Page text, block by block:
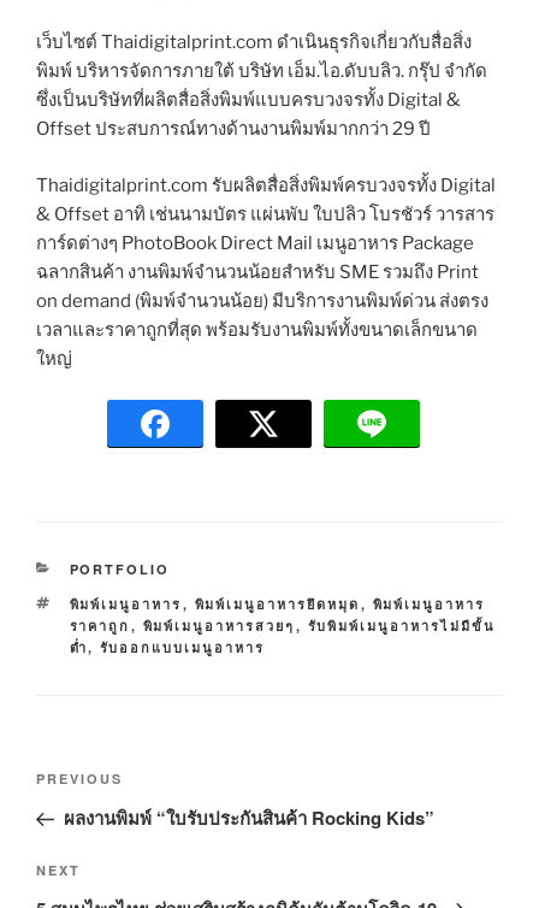
เว็บไซต์ Thaidigitalprint.com ดำเนินธุรกิจเกี่ยวกับสื่อสิ่ง
พิมพ์ บริหารจัดการภายใต้ บริษัท เอ็ม.ไอ.ดับบลิว. กรุ๊ป จำกัด
ซึ่งเป็นบริษัทที่ผลิตสื่อสิ่งพิมพ์แบบครบวงจรทั้ง Digital &
Offset ประสบการณ์ทางด้านงานพิมพ์มากกว่า 29 ปี
Thaidigitalprint.com รับผลิตสื่อสิ่งพิมพ์ครบวงจรทั้ง Digital
& Offset อาทิ เช่นนามบัตร แผ่นพับ ใบปลิว โบรชัวร์ วารสาร
การ์ดต่างๆ PhotoBook Direct Mail เมนูอาหาร Package
ฉลากสินค้า งานพิมพ์จำนวนน้อยสำหรับ SME รวมถึง Print
on demand (พิมพ์จำนวนน้อย) มีบริการงานพิมพ์ด่วน ส่งตรง
เวลาและราคาถูกที่สุด พร้อมรับงานพิมพ์ทั้งขนาดเล็กขนาด
ใหญ่
C
T
E
G
PORTFOLIO
T
A
G
พิมพ์เมนูอาหาร , พิมพ์เมนูอาหารยึดหมุด , พิมพ์เมนูอาหาร
ราคาถูก , พิมพ์เมนูอาหารสวยๆ , รับพิมพ์เมนูอาหารไม่มีขั้น
ต่ำ, รับออกแบบเมนูอาหาร
P
s
t
n
P
r
v
i
PREVIOUS
ผลงานพิมพ์ “ใบรับประกันสินค้า Rocking Kids”
N
e
NEXT